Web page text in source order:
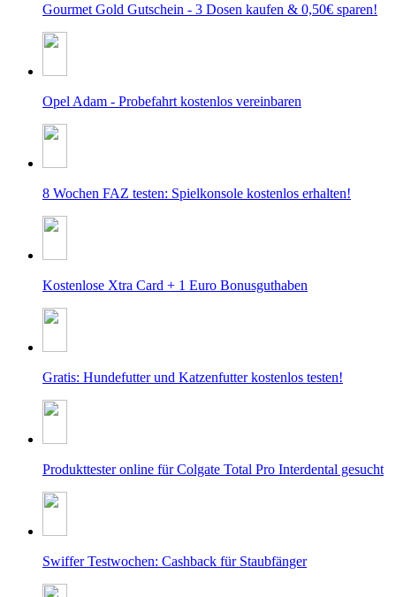
Gourmet Gold Gutschein - 3 Dosen kaufen & 0,50€ sparen!
Opel Adam - Probefahrt kostenlos vereinbaren
8 Wochen FAZ testen: Spielkonsole kostenlos erhalten!
Kostenlose Xtra Card + 1 Euro Bonusguthaben
Gratis: Hundefutter und Katzenfutter kostenlos testen!
Produkttester online für Colgate Total Pro Interdental gesucht
Swiffer Testwochen: Cashback für Staubfänger